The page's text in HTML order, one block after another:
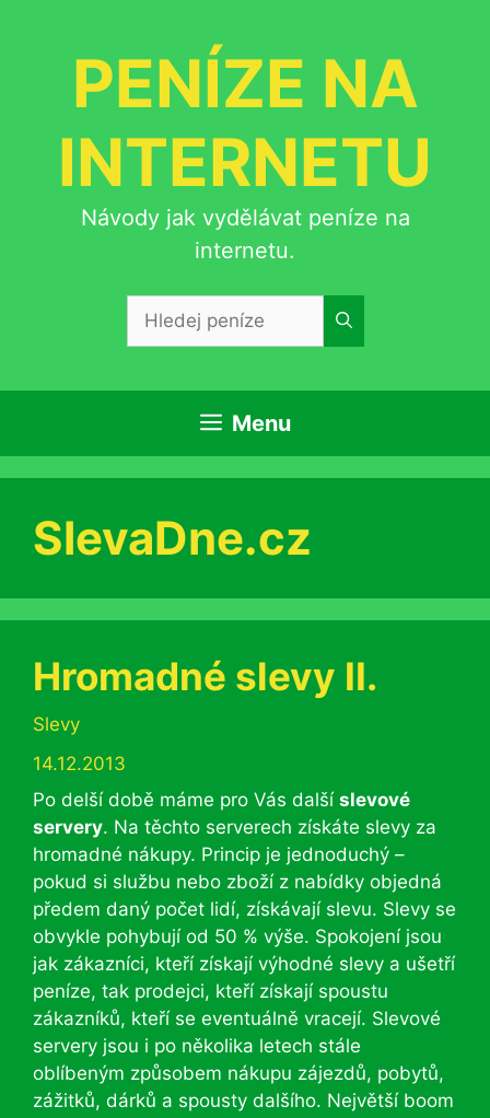
PENÍZE NA
INTERNETU
Návody jak vydělávat peníze na
internetu.
Menu
SlevaDne.cz
Hromadné slevy II.
Rubriky
Slevy
14.12.2013
Po delší době máme pro Vás další slevové
servery. Na těchto serverech získáte slevy za
hromadné nákupy. Princip je jednoduchý –
pokud si službu nebo zboží z nabídky objedná
předem daný počet lidí, získávají slevu. Slevy se
obvykle pohybují od 50 % výše. Spokojení jsou
jak zákazníci, kteří získají výhodné slevy a ušetří
peníze, tak prodejci, kteří získají spoustu
zákazníků, kteří se eventuálně vracejí. Slevové
servery jsou i po několika letech stále
oblíbeným způsobem nákupu zájezdů, pobytů,
zážitků, dárků a spousty dalšího. Největší boom